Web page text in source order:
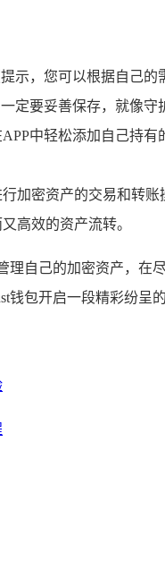
提示，您可以根据自己
定要妥善保存，就像守
中轻松添加自己持
加密资产的交易和转
高效的资产流转。
理自己的加密资产，
包开启一段精彩纷